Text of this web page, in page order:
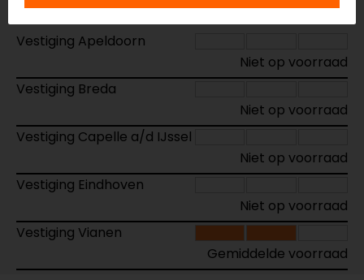
Vestiging Apeldoorn
Niet op voorraad
Vestiging Breda
Niet op voorraad
Vestiging Capelle a/d IJssel
Niet op voorraad
Vestiging Eindhoven
Niet op voorraad
Vestiging Vianen
Gemiddelde voorraad